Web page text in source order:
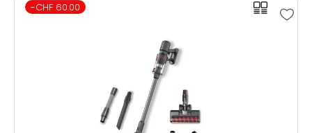
-CHF 60.00